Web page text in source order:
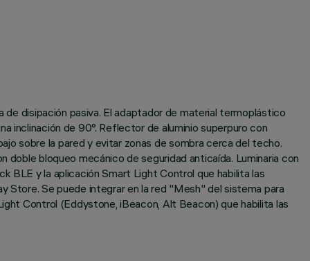
disipación pasiva. El adaptador de material termoplástico
inclinación de 90°. Reflector de aluminio superpuro con
sobre la pared y evitar zonas de sombra cerca del techo.
bloqueo mecánico de seguridad anticaída. Luminaria con
BLE y la aplicación Smart Light Control que habilita las
Store. Se puede integrar en la red "Mesh" del sistema para
Control (Eddystone, iBeacon, Alt Beacon) que habilita las